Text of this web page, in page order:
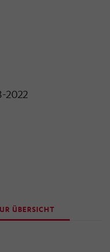
2022
ÜBERSICHT